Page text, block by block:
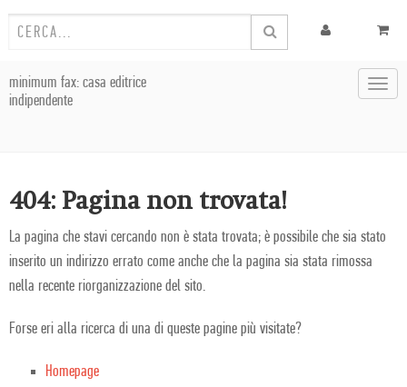
minimum fax: casa editrice
indipendente
404: Pagina non trovata!
La pagina che stavi cercando non è stata trovata; è possibile che sia stato
inserito un indirizzo errato come anche che la pagina sia stata rimossa
nella recente riorganizzazione del sito.
Forse eri alla ricerca di una di queste pagine più visitate?
Homepage